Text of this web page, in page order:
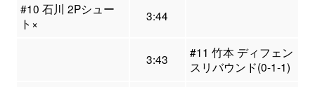
#10 石川 2Pシュー
ト×
3:44
3:43
#11 竹本 ディフェン
スリバウンド(0-1-1)